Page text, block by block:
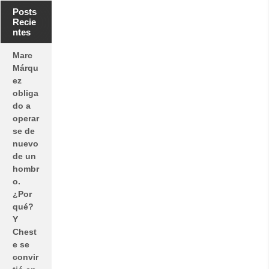
Posts
Recie
ntes
Marc
Márqu
ez
obliga
do a
operar
se de
nuevo
de un
hombr
o.
¿Por
qué?
Y
Chest
e se
convir